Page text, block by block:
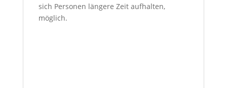
sich Personen längere Zeit aufhalten,
möglich.